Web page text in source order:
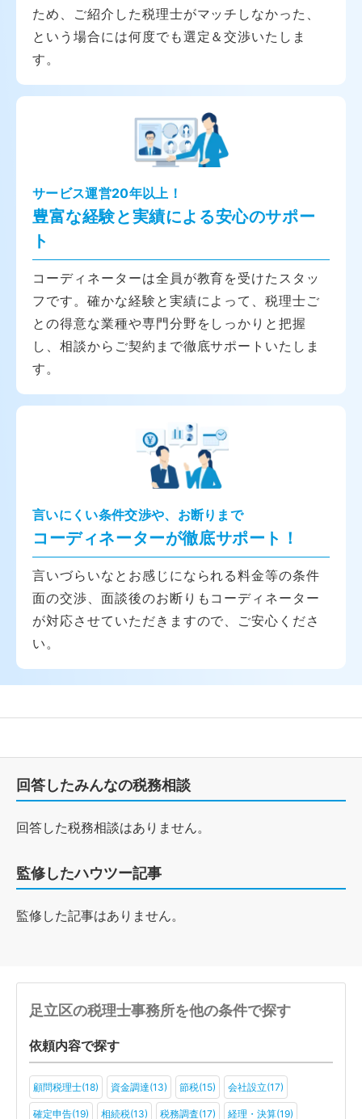
ため、ご紹介した税理士がマッチしなかった、
という場合には何度でも選定＆交渉いたしま
す。
サービス運営20年以上！
豊富な経験と実績による安心のサポー
ト
コーディネーターは全員が教育を受けたスタッ
フです。確かな経験と実績によって、税理士ご
との得意な業種や専門分野をしっかりと把握
し、相談からご契約まで徹底サポートいたしま
す。
言いにくい条件交渉や、お断りまで
コーディネーターが徹底サポート！
言いづらいなとお感じになられる料金等の条件
面の交渉、面談後のお断りもコーディネーター
が対応させていただきますので、ご安心くださ
い。
回答したみんなの税務相談
回答した税務相談はありません。
監修したハウツー記事
監修した記事はありません。
足立区の税理士事務所を他の条件で探す
依頼内容で探す
顧問税理士(18) 資金調達(13) 節税(15) 会社設立(17)
確定申告(19) 相続税(13) 税務調査(17) 経理・決算(19)